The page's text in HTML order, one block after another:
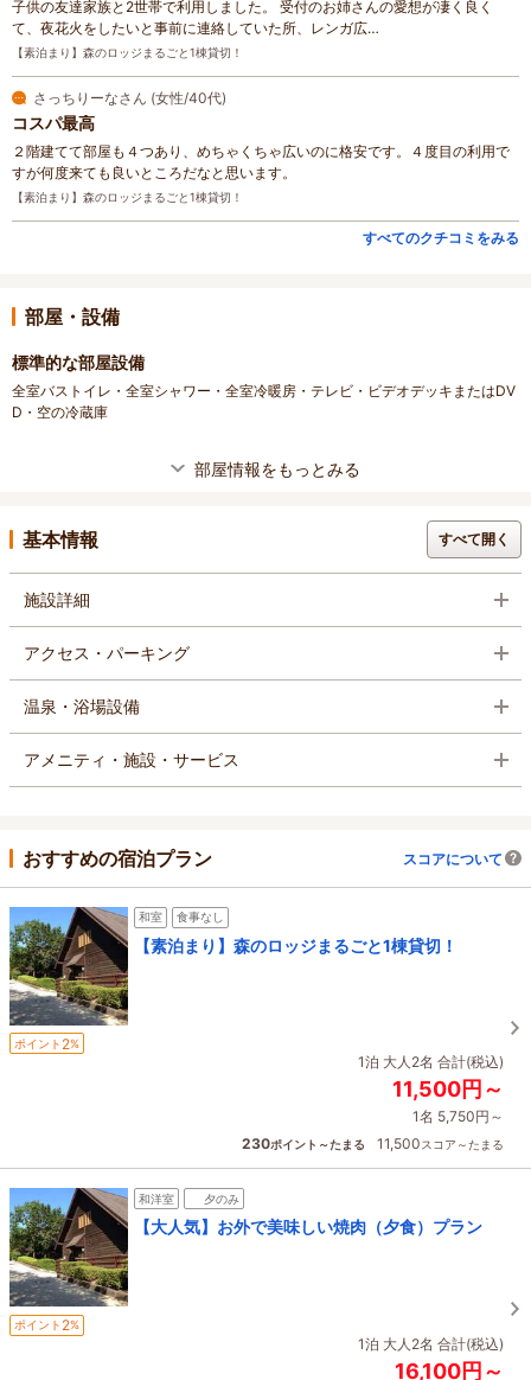
子供の友達家族と2世帯で利用しました。 受付のお姉さんの愛想が凄く良く
て、夜花火をしたいと事前に連絡していた所、レンガ広…
【素泊まり】森のロッジまるごと1棟貸切！
さっちりーなさん (女性/40代)
コスパ最高
２階建てて部屋も４つあり、めちゃくちゃ広いのに格安です。４度目の利用で
すが何度来ても良いところだなと思います。
【素泊まり】森のロッジまるごと1棟貸切！
すべてのクチコミをみる
部屋・設備
標準的な部屋設備
全室バストイレ・全室シャワー・全室冷暖房・テレビ・ビデオデッキまたはDV
D・空の冷蔵庫
部屋情報をもっとみる
基本情報 すべて開く
施設詳細
アクセス・パーキング
温泉・浴場設備
アメニティ・施設・サービス
おすすめの宿泊プラン スコアについて
和室 食事なし
【素泊まり】森のロッジまるごと1棟貸切！
ポイント 2%
1泊 大人2名 合計(税込)
11,500円～
1名 5,750円～
230ポイント～たまる 11,500スコア～たまる
和洋室 夕のみ
【大人気】お外で美味しい焼肉（夕食）プラン
ポイント 2%
1泊 大人2名 合計(税込)
16,100円～